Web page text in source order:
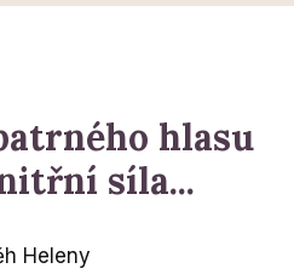
hlasu
síla...
Heleny